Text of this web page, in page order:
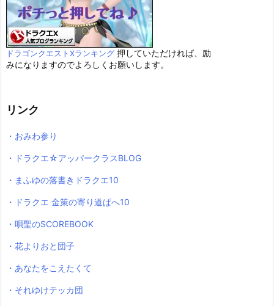
ドラゴンクエストXランキング 押していただければ、励
みになりますのでよろしくお願いします。
リンク
・おみわ参り
・ドラクエ☆アッパークラスBLOG
・まふゆの落書きドラクエ10
・ドラクエ 金策の寄り道ぱへ10
・唄聖のSCOREBOOK
・花よりおと団子
・あなたをこえたくて
・それゆけテッカ団